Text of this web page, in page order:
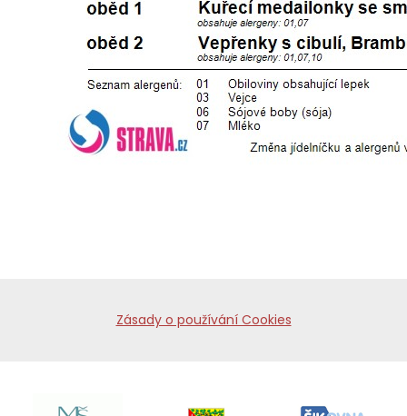
Zásady o používání Cookies